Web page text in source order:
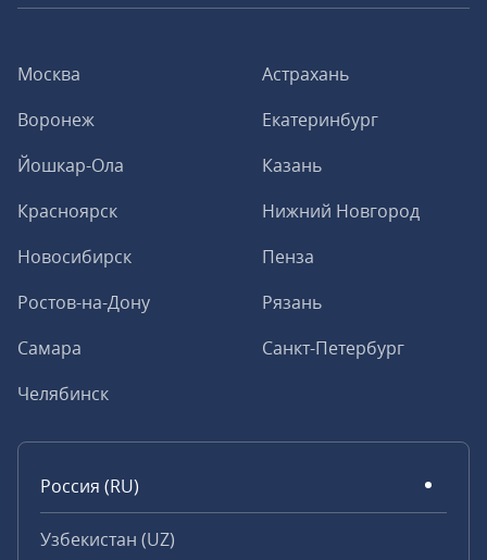
Москва
Астрахань
Воронеж
Екатеринбург
Йошкар-Ола
Казань
Красноярск
Нижний Новгород
Новосибирск
Пенза
Ростов-на-Дону
Рязань
Самара
Санкт-Петербург
Челябинск
Россия (RU)
Узбекистан (UZ)